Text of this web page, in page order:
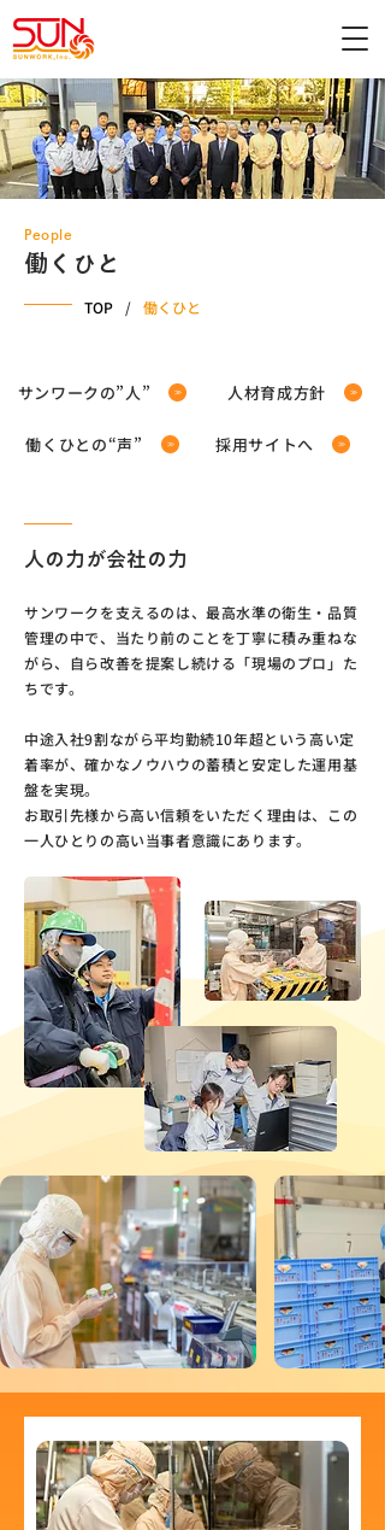
People
働くひと
TOP / 働くひと
サンワークの”人” 人材育成方針
働くひとの“声” 採用サイトへ
人の力が会社の力
サンワークを支えるのは、最高水準の衛生・品質
管理の中で、当たり前のことを丁寧に積み重ねな
がら、自ら改善を提案し続ける「現場のプロ」た
ちです。
中途入社9割ながら平均勤続10年超という高い定
着率が、確かなノウハウの蓄積と安定した運用基
盤を実現。
お取引先様から高い信頼をいただく理由は、この
一人ひとりの高い当事者意識にあります。